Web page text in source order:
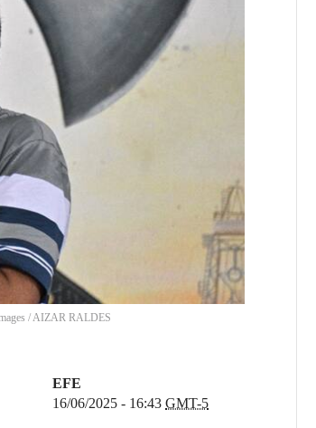
/AIZAR RALDES
EFE
16/06/2025 - 16:43 GMT-5